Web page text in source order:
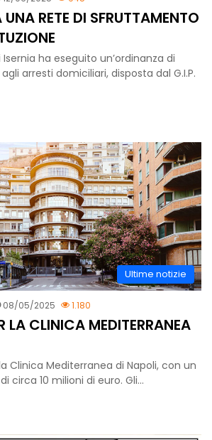
RETE DI SFRUTTAMENTO
Isernia ha eseguito un’ordinanza di
arresti domiciliari, disposta dal G.I.P.
Ultime notizie
08/05/2025 1.180
LA CLINICA MEDITERRANEA
Clinica Mediterranea di Napoli, con un
circa 10 milioni di euro. Gli…